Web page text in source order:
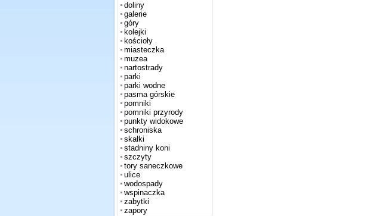
doliny
galerie
góry
kolejki
kościoły
miasteczka
muzea
nartostrady
parki
parki wodne
pasma górskie
pomniki
pomniki przyrody
punkty widokowe
schroniska
skałki
stadniny koni
szczyty
tory saneczkowe
ulice
wodospady
wspinaczka
zabytki
zapory